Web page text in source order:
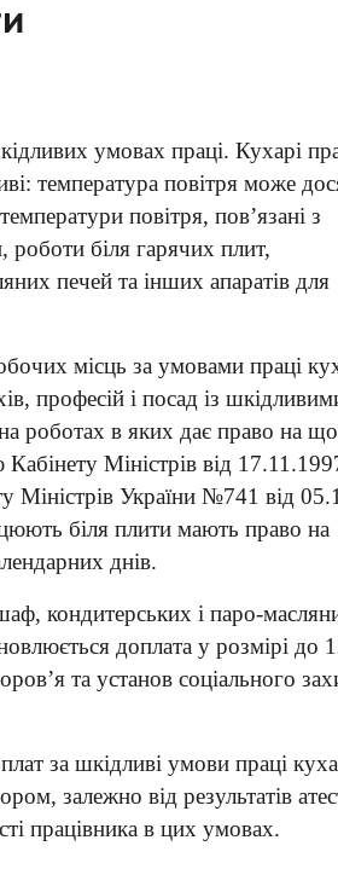
умовах праці. Кухарі
температура повітря може
повітря, пов’язані з
роботи біля гарячих плит,
печей та інших апаратів для
місць за умовами праці
професій і посад із
роботах в яких дає право на
Кабінету Міністрів від
Міністрів України №741 від
біля плити мають право на
днів.
кондитерських і паро-
доплата у розмірі до
та установ соціального
за шкідливі умови праці
залежно від результатів
працівника в цих умовах.